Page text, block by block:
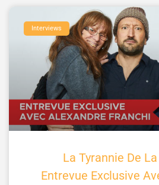
Interviews
La Tyrannie De
Entrevue Exclusive